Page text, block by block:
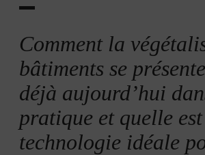
Comment la
bâtiments se
déjà aujourd’hui
pratique et quelle
technologie idéale